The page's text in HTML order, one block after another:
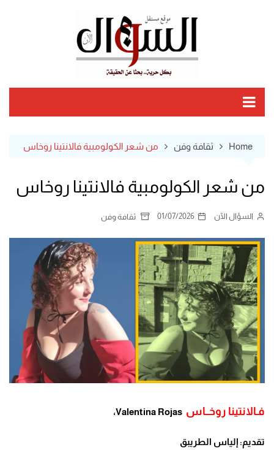
Home ثقافة وفن من شعر الكولومبية فالانتينا روخاس
من شعر الكولومبية فالانتينا روخاس
السؤال الآن 01/07/2026 ثقافة وفن
فـالانتينا روخــاس
تقديم: إلياس الطريبق